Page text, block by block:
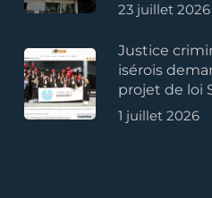
23 juillet 2026
Justice
isérois
projet de loi
1 juillet 2026